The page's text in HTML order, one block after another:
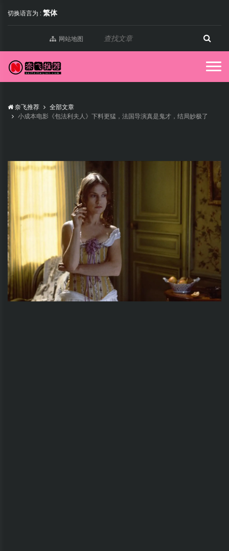
切换语言为 : 繁体
网站地图
奈飞推荐
全部文章
小成本电影《包法利夫人》下料更猛，法国导演真是鬼才，结局妙极了